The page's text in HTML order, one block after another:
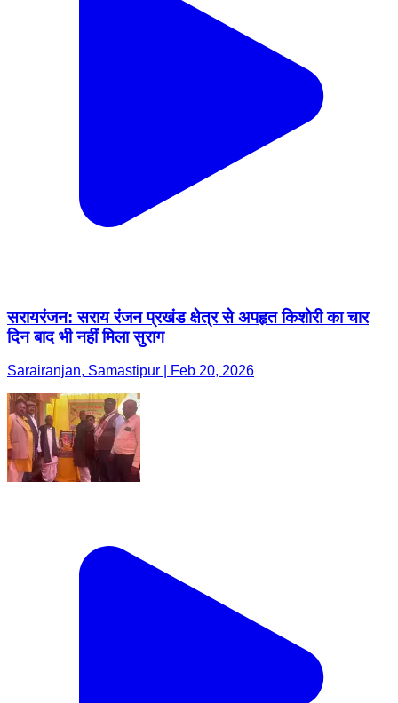
सरायरंजन: सराय रंजन प्रखंड क्षेत्र से अपहृत किशोरी का चार
दिन बाद भी नहीं मिला सुराग
Sarairanjan, Samastipur | Feb 20, 2026